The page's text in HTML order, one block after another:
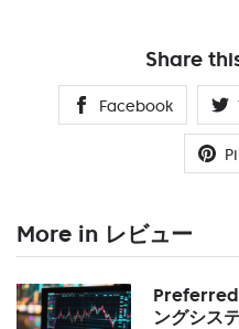
Share
Facebook
More in レビュー
Preferred
ングシス